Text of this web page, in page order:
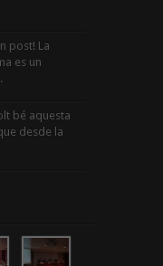
post! La
es un
bé aquesta
desde la